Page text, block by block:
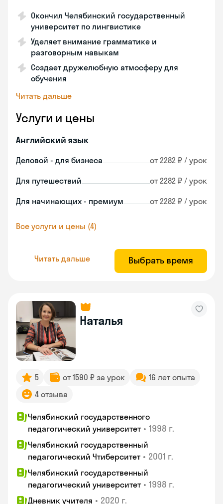
Окончил Челябинский государственный
университет по лингвистике
Уделяет внимание грамматике и
разговорным навыкам
Создает дружелюбную атмосферу для
обучения
Читать дальше
Услуги и цены
Английский язык
Деловой - для бизнеса от 2282 ₽ / урок
Для путешествий от 2282 ₽ / урок
Для начинающих - премиум от 2282 ₽ / урок
Все услуги и цены (4)
Читать дальше Выбрать время
Наталья
5 от 1590 ₽ за урок
16 лет опыта
4 отзыва
Челябинский государственного
педагогический университет • 1998 г.
Челябинский государственный
педагогический Чтиберситет • 2001 г.
Челябинский государственный
педагогический университет • 1998 г.
Дневник учителя • 2020 г.